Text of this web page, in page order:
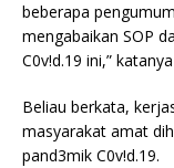
beberapa
mengabaikan SOP
C0v!d.19 ini,”
Beliau berkata,
masyarakat amat
pand3mik C0v!d.19.